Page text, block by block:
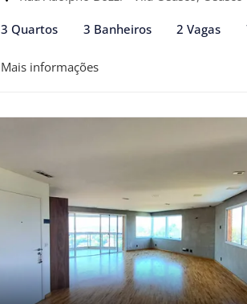
3 Quartos 3 Banheiros 2 Vagas
Mais informações